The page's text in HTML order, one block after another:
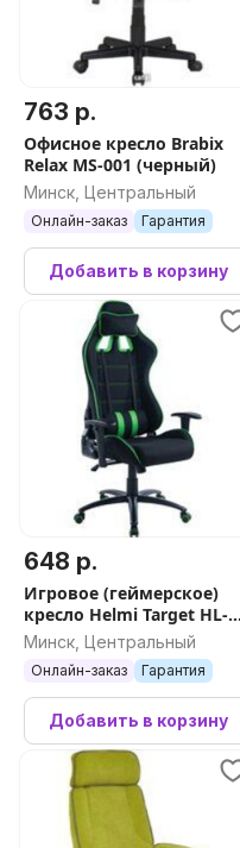
763 р.
Офисное кресло Brabix
Relax MS-001 (черный)
Минск, Центральный
Онлайн-заказ Гарантия
Добавить в корзину
648 р.
Игровое (геймерское)
кресло Helmi Target HL-
G08 306179 (черный/
зеленый)
Минск, Центральный
Онлайн-заказ Гарантия
Добавить в корзину